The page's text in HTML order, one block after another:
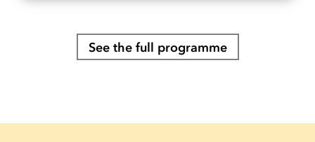
See the full programme